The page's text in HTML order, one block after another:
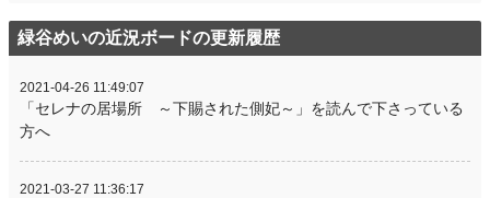
緑谷めいの近況ボードの更新履歴
2021-04-26 11:49:07
「セレナの居場所 ～下賜された側妃～」を読んで下さっている
方へ
2021-03-27 11:36:17